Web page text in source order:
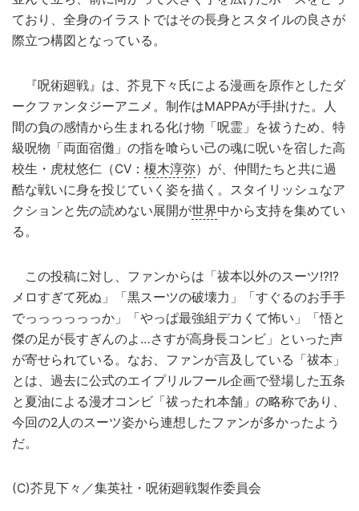
ており、全身のイラストではその長身とスタイルの良さが
際立つ構図となっている。
『呪術廻戦』は、芥見下々氏による漫画を原作としたダ
ークファンタジーアニメ。制作はMAPPAが手掛けた。人
間の負の感情から生まれる化け物「呪霊」を祓うため、特
級呪物「両面宿儺」の指を喰らい己の魂に呪いを宿した高
校生・虎杖悠仁（CV： 榎木淳弥）が、仲間たちと共に過
酷な戦いに身を投じていく姿を描く。スタイリッシュなア
クションと先の読めない展開が世界中から支持を集めてい
る。
この投稿に対し、ファンからは「祓本以外のスーツ!?!?
メロすぎて死ぬ」「黒スーツの破壊力」「すぐるのお手手
でっっっっっっか」「やっぱ最強組デカくて怖い」「悟と
傑の足が長すぎんのよ…さすが高身長コンビ」といった声
が寄せられている。なお、ファンが言及している「祓本」
とは、過去に公式のエイプリルフール企画で登場した五条
と夏油による漫才コンビ「祓ったれ本舗」の略称であり、
今回の2人のスーツ姿から連想したファンが多かったよう
だ。
(C)芥見下々／集英社・呪術廻戦製作委員会